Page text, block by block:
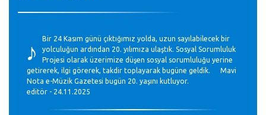
♪
Bir 24 Kasım günü çıktığımız yolda, uzun sayılabilecek bir
yolculuğun ardından 20. yılımıza ulaştık. Sosyal Sorumluluk
Projesi olarak üzerimize düşen sosyal sorumluluğu yerine
getirerek, ilgi görerek, takdir toplayarak bugüne geldik. Mavi
Nota e-Müzik Gazetesi bugün 20. yaşını kutluyor.
editör - 24.11.2025